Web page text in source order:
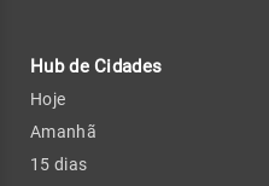
Hub de Cidades
Hoje
Amanhã
15 dias